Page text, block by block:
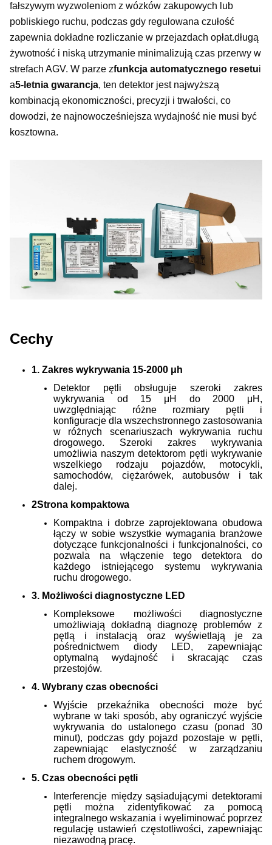
fałszywym wyzwoleniom z wózków zakupowych lub
pobliskiego ruchu, podczas gdy regulowana czułość
zapewnia dokładne rozliczanie w przejazdach opłat.długą
żywotność i niską utrzymanie minimalizują czas przerwy w
strefach AGV. W parze zfunkcja automatycznego resetui
a5-letnia gwarancja, ten detektor jest najwyższą
kombinacją ekonomiczności, precyzji i trwałości, co
dowodzi, że najnowocześniejsza wydajność nie musi być
kosztowna.
Cechy
1. Zakres wykrywania 15-2000 μh
Detektor pętli obsługuje szeroki zakres
wykrywania od 15 μH do 2000 μH,
uwzględniając różne rozmiary pętli i
konfiguracje dla wszechstronnego zastosowania
w różnych scenariuszach wykrywania ruchu
drogowego.
Szeroki zakres wykrywania
umożliwia naszym detektorom pętli wykrywanie
wszelkiego rodzaju pojazdów, motocykli,
samochodów, ciężarówek, autobusów i tak
dalej.
2Strona kompaktowa
Kompaktna i dobrze zaprojektowana obudowa
łączy w sobie wszystkie wymagania branżowe
dotyczące funkcjonalności i funkcjonalności, co
pozwala na włączenie tego detektora do
każdego istniejącego systemu wykrywania
ruchu drogowego.
3. Możliwości diagnostyczne LED
Kompleksowe możliwości diagnostyczne
umożliwiają dokładną diagnozę problemów z
pętlą i instalacją oraz wyświetlają je za
pośrednictwem diody LED, zapewniając
optymalną wydajność i skracając czas
przestojów.
4. Wybrany czas obecności
Wyjście przekaźnika obecności może być
wybrane w taki sposób, aby ograniczyć wyjście
wykrywania do ustalonego czasu (ponad 30
minut), podczas gdy pojazd pozostaje w pętli,
zapewniając elastyczność w zarządzaniu
ruchem drogowym.
5. Czas obecności pętli
Interferencje między sąsiadującymi detektorami
pętli można zidentyfikować za pomocą
integralnego wskazania i wyeliminować poprzez
regulację ustawień częstotliwości, zapewniając
niezawodną pracę.